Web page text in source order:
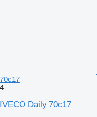
70c17
4
IVECO Daily 70c17